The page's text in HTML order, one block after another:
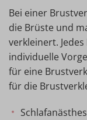
Bei einer
die Brüste und
verkleinert.
individuelle
für eine
für die